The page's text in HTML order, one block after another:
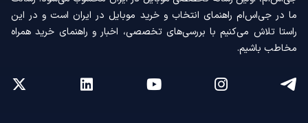
ما در جی‌اس‌ام راهنمای انتخاب و خرید موبایل در ایران است و در این
راستا تلاش می‌کنیم با بررسی‌های تخصصی، اخبار و راهنمای خرید همراه
مخاطب باشیم.